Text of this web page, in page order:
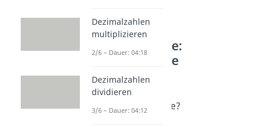
Weitere Inhalte:
Mathematische
Grundlagen
Variablen
Was ist eine Variable?
Dezimalzahlen
multiplizieren
2/6 – Dauer: 04:18
Dezimalzahlen
dividieren
3/6 – Dauer: 04:12